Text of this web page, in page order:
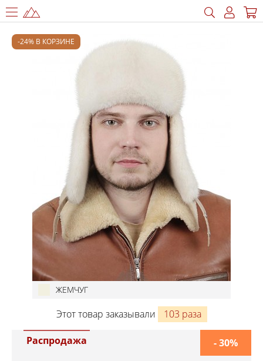
-24% В КОРЗИНЕ
ЖЕМЧУГ
Этот товар заказывали 103 раза
Распродажа - 30%